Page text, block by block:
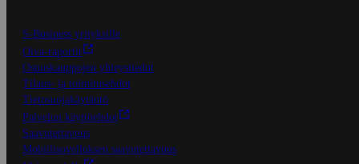
S-Business yrityksille
Oiva-raportit
Osuuskauppojen yhteystiedot
Tilaus- ja toimitusehdot
Tietosuojakäytäntö
Palvelun käyttöehdot
Saavutettavuus
Mobiilisovelluksen saavutettavuus